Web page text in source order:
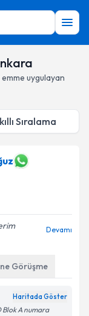
uygulayan
Sıralama
Devamı
Görüşme
Haritada Göster
Blok A numara